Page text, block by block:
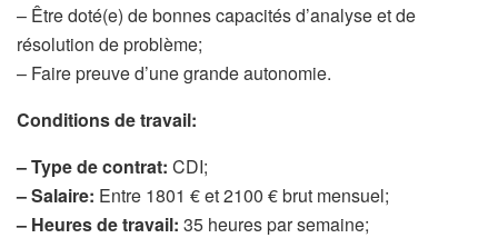
– Être doté(e) de bonnes capacités d’analyse et de
résolution de problème;
– Faire preuve d’une grande autonomie.
Conditions de travail:
– Type de contrat: CDI;
– Salaire: Entre 1801 € et 2100 € brut mensuel;
– Heures de travail: 35 heures par semaine;